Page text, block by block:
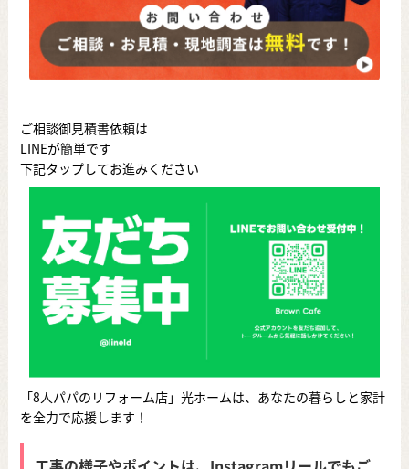
ご相談御見積書依頼は
LINEが簡単です
下記タップしてお進みください
「8人パパのリフォーム店」光ホームは、あなたの暮らしと家計
を全力で応援します！